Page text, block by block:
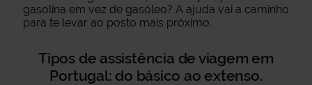
gasolina em vez de gasóleo? A ajuda vai a caminho
para te levar ao posto mais próximo.
Tipos de assistência de viagem em
Portugal: do básico ao extenso.